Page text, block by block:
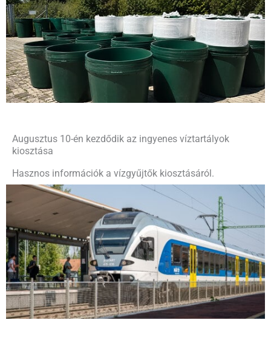
Augusztus 10-én kezdődik az ingyenes víztartályok
kiosztása
Hasznos információk a vízgyűjtők kiosztásáról.